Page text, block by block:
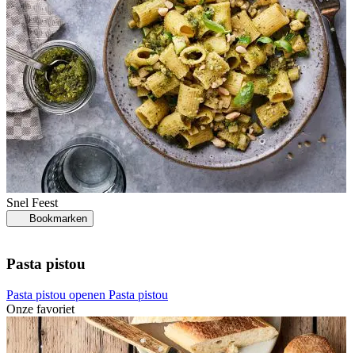
Snel Feest
Bookmarken
Pasta pistou
Pasta pistou openen Pasta pistou
Onze favoriet